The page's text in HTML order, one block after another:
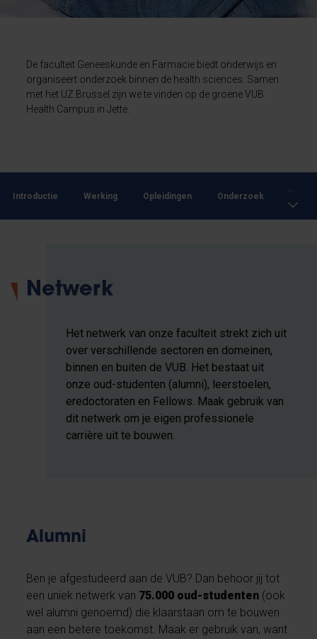
De faculteit Geneeskunde en Farmacie biedt onderwijs en
organiseert onderzoek binnen de health sciences. Samen
met het UZ Brussel zijn we te vinden op de groene VUB
Health Campus in Jette.
Introductie Werking Opleidingen Onderzoek
Netwerk
Het netwerk van onze faculteit strekt zich uit
over verschillende sectoren en domeinen,
binnen en buiten de VUB. Het bestaat uit
onze oud-studenten (alumni), leerstoelen,
eredoctoraten en Fellows. Maak gebruik van
dit netwerk om je eigen professionele
carrière uit te bouwen.
Alumni
Ben je afgestudeerd aan de VUB? Dan behoor jij tot
een uniek netwerk van 75.000 oud-studenten (ook
wel alumni genoemd) die klaarstaan om te bouwen
aan een betere toekomst. Maak er gebruik van, want